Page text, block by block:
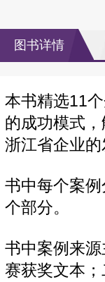
图书详情
本书精选11
的成功模式
浙江省企业
书中每个案
个部分。
书中案例来
赛获奖文本